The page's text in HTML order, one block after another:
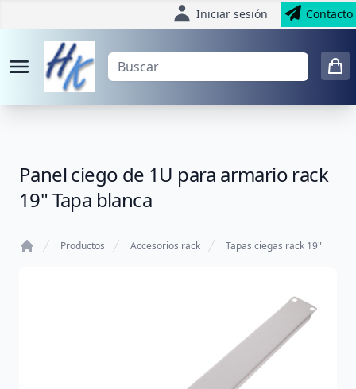
Iniciar sesión Contacto
Panel ciego de 1U para armario rack
19" Tapa blanca
Productos Accesorios rack Tapas ciegas rack 19"